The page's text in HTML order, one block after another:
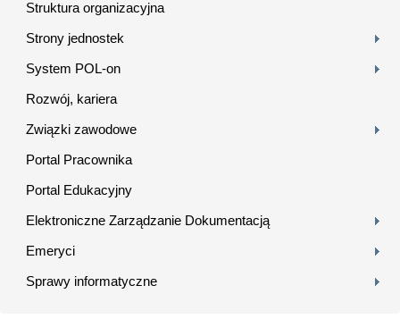
Struktura organizacyjna
Strony jednostek
System POL-on
Rozwój, kariera
Związki zawodowe
Portal Pracownika
Portal Edukacyjny
Elektroniczne Zarządzanie Dokumentacją
Emeryci
Sprawy informatyczne